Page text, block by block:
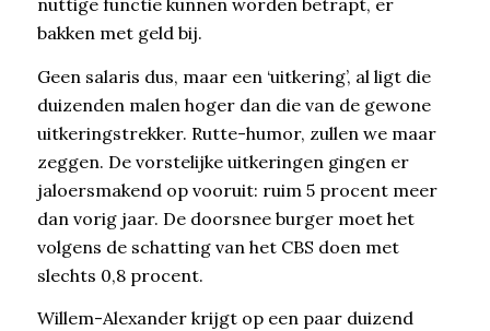
nuttige functie kunnen worden betrapt, er
bakken met geld bij.
Geen salaris dus, maar een ‘uitkering’, al ligt die
duizenden malen hoger dan die van de gewone
uitkeringstrekker. Rutte-humor, zullen we maar
zeggen. De vorstelijke uitkeringen gingen er
jaloersmakend op vooruit: ruim 5 procent meer
dan vorig jaar. De doorsnee burger moet het
volgens de schatting van het CBS doen met
slechts 0,8 procent.
Willem-Alexander krijgt op een paar duizend